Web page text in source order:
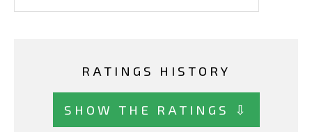
RATINGS HISTORY
SHOW THE RATINGS ⇩